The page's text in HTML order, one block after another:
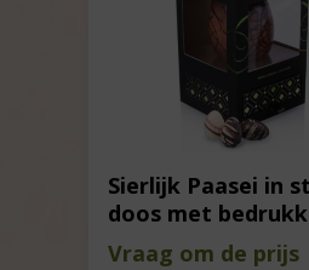
Sierlijk Paasei in
doos met
Vraag om de prijs